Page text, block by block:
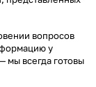
вопросов
у
— мы всегда готовы